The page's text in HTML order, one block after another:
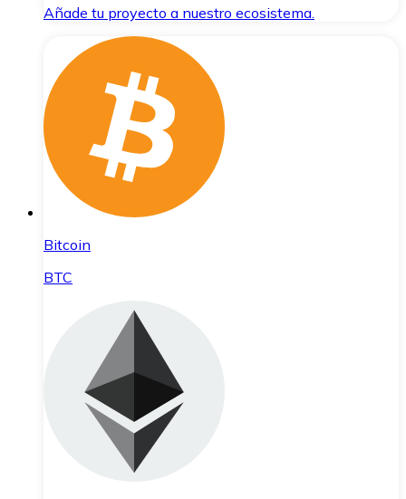
Añade tu proyecto a nuestro ecosistema.
Bitcoin
BTC